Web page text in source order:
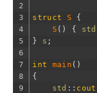
2
3
4
5
6
7
8
9
struct S
{
S ( ) { std
}
s ;
int main ( )
{
std :: cout